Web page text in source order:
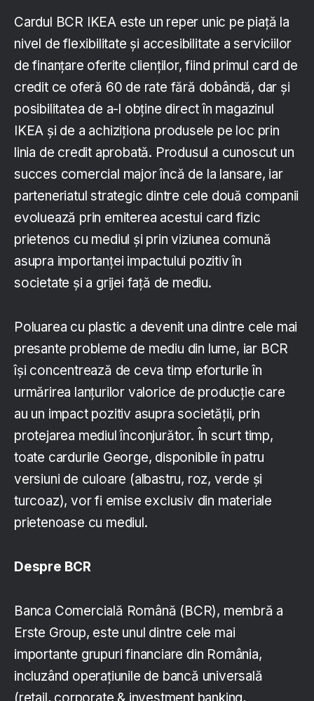
Cardul BCR IKEA este un reper unic pe piață la
nivel de flexibilitate și accesibilitate a serviciilor
de finanțare oferite clienților, fiind primul card de
credit ce oferă 60 de rate fără dobândă, dar și
posibilitatea de a-l obține direct în magazinul
IKEA și de a achiziționa produsele pe loc prin
linia de credit aprobată. Produsul a cunoscut un
succes comercial major încă de la lansare, iar
parteneriatul strategic dintre cele două companii
evoluează prin emiterea acestui card fizic
prietenos cu mediul și prin viziunea comună
asupra importanței impactului pozitiv în
societate și a grijei față de mediu.
Poluarea cu plastic a devenit una dintre cele mai
presante probleme de mediu din lume, iar BCR
își concentrează de ceva timp eforturile în
urmărirea lanțurilor valorice de producție care
au un impact pozitiv asupra societății, prin
protejarea mediul înconjurător. În scurt timp,
toate cardurile George, disponibile în patru
versiuni de culoare (albastru, roz, verde și
turcoaz), vor fi emise exclusiv din materiale
prietenoase cu mediul.
Despre BCR
Banca Comercială Română (BCR), membră a
Erste Group, este unul dintre cele mai
importante grupuri financiare din România,
incluzând operaţiunile de bancă universală